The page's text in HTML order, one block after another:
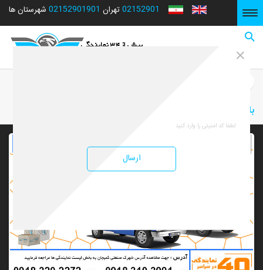
تهران 02152901901 02152901
باربری محدوده شهرک صنعتی کمیجان
ارسال